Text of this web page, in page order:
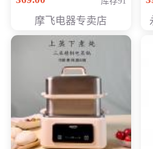
摩飞电器专卖店